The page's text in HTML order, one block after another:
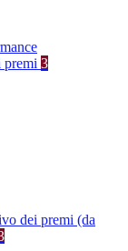
premi 3
dei premi (da